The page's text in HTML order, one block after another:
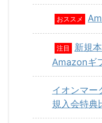
おススメ
注目
新規
Amazonギ
イオンマー
規入会特典